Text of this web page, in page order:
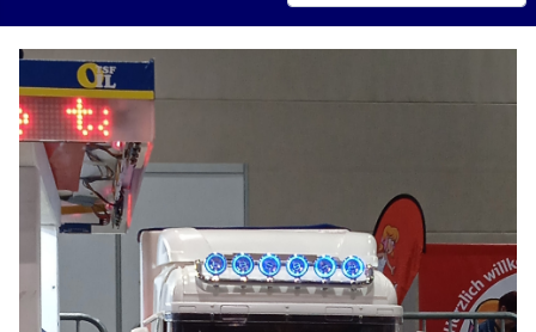
Type 2 or more characters